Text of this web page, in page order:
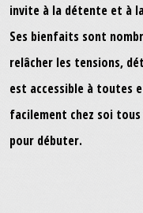
invite à la détente et à
Ses bienfaits sont
relâcher les tensions,
est accessible à toutes
facilement chez soi
pour débuter.